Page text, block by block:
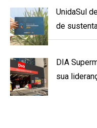
UnidaSul
de
DIA
sua